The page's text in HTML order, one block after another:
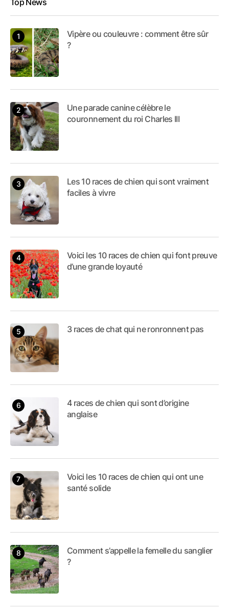
j'allais avec lui dans la
nature à la découverte
Vipère ou couleuvre : comment être sûr
?
Une parade canine célèbre le
couronnement du roi Charles III
Les 10 races de chien qui sont vraiment
faciles à vivre
Voici les 10 races de chien qui font preuve
d’une grande loyauté
3 races de chat qui ne ronronnent pas
4 races de chien qui sont d’origine
anglaise
Voici les 10 races de chien qui ont une
santé solide
Comment s’appelle la femelle du sanglier
?